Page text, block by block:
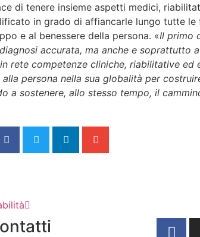
di tenere insieme aspetti medici,
in grado di affiancarle lungo tutte le
e al benessere della persona. «Il primo
accurata, ma anche e soprattutto
rete competenze cliniche, riabilitative ed
persona nella sua globalità per
a sostenere, allo stesso tempo, il